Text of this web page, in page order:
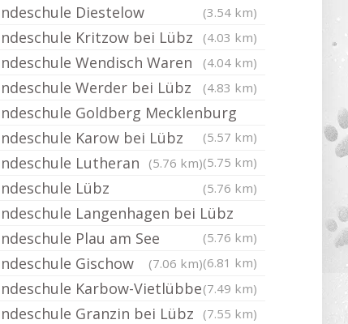
Diestelow (3.54 km)
Kritzow bei Lübz (4.03 km)
Wendisch Waren (4.04 km)
Werder bei Lübz (4.83 km)
Goldberg Mecklenburg
(5.57 km)
Karow bei Lübz
(5.75 km)
Lutheran (5.76 km)
Lübz (5.76 km)
Langenhagen bei Lübz
(5.76 km)
Plau am See
(6.81 km)
Gischow (7.06 km)
Karbow-Vietlübbe(7.49 km)
Granzin bei Lübz (7.55 km)